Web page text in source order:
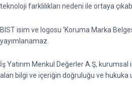
teknoloji farklılıkları nedeni ile ortaya
BIST isim ve logosu ‘Koruma Marka
yayımlanamaz.
İş Yatırım Menkul Değerler A.Ş,
alan bilgi ve içeriğin doğruluğu ve